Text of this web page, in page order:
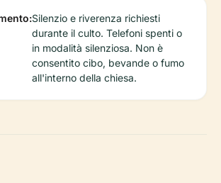
Silenzio e riverenza richiesti
durante il culto. Telefoni spenti o
in modalità silenziosa. Non è
consentito cibo, bevande o fumo
all'interno della chiesa.